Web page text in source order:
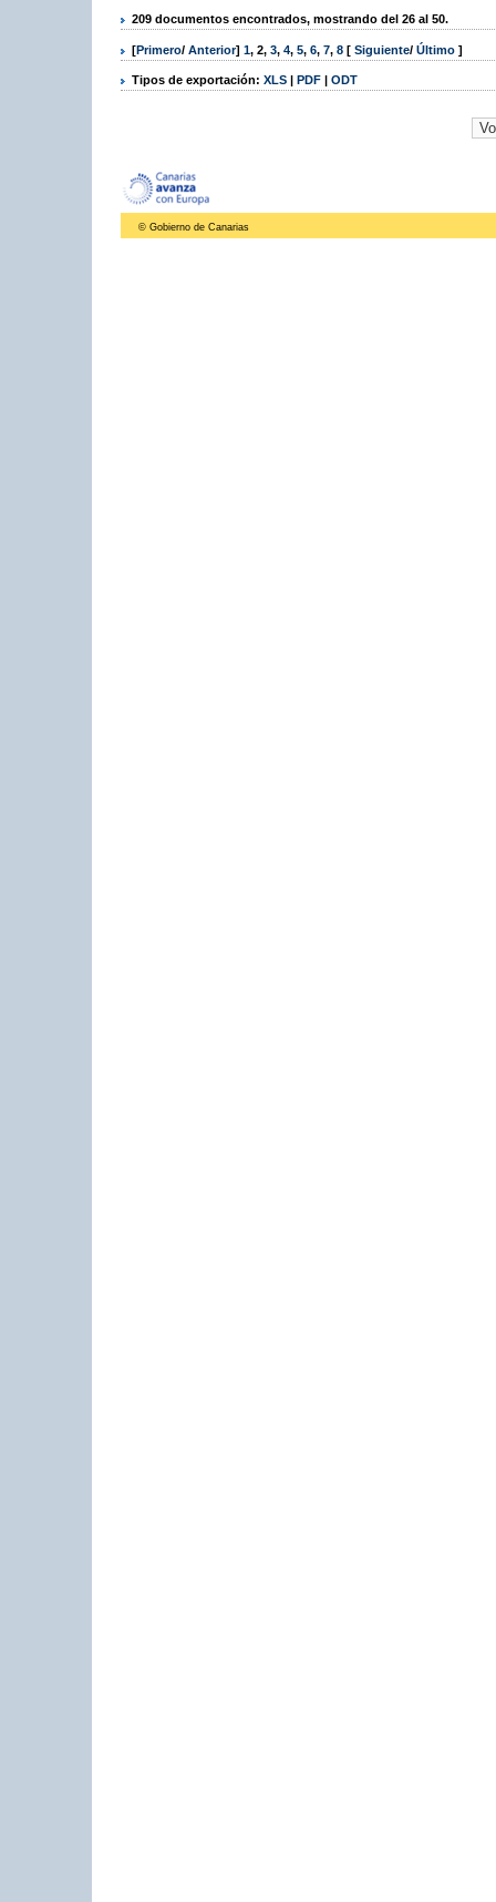
209 documentos encontrados, mostrando del 26 al 50.
[Primero/ Anterior] 1, 2, 3, 4, 5, 6, 7, 8 [ Siguiente/ Último ]
Tipos de exportación: XLS | PDF | ODT
© Gobierno de Canarias